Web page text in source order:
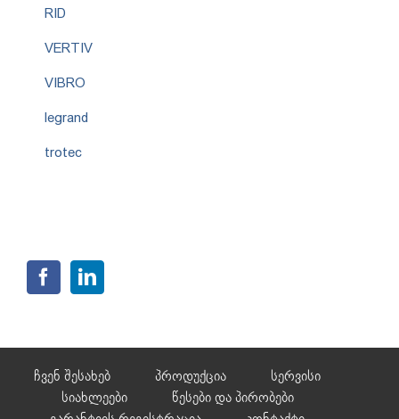
RID
VERTIV
VIBRO
legrand
trotec
ჩვენ შესახებ პროდუქცია
სერვისი
სიახლეები
წესები და პირობები